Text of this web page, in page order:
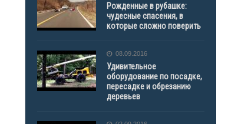
Рожденные в рубашке:
чудесные спасения, в
которые сложно поверить
08.09.2016
Удивительное
оборудование по посадке,
пересадке и обрезанию
деревьев